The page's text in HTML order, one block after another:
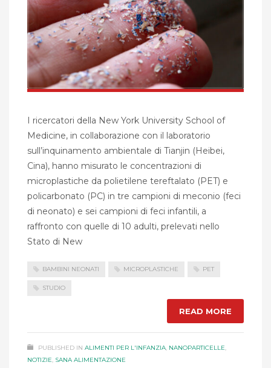
I ricercatori della New York University School of
Medicine, in collaborazione con il laboratorio
sull’inquinamento ambientale di Tianjin (Heibei,
Cina), hanno misurato le concentrazioni di
microplastiche da polietilene tereftalato (PET) e
policarbonato (PC) in tre campioni di meconio (feci
di neonato) e sei campioni di feci infantili, a
raffronto con quelle di 10 adulti, prelevati nello
Stato di New
BAMBINI NEONATI MICROPLASTICHE PET
STUDIO
READ MORE
PUBLISHED IN ALIMENTI PER L'INFANZIA, NANOPARTICELLE,
NOTIZIE, SANA ALIMENTAZIONE